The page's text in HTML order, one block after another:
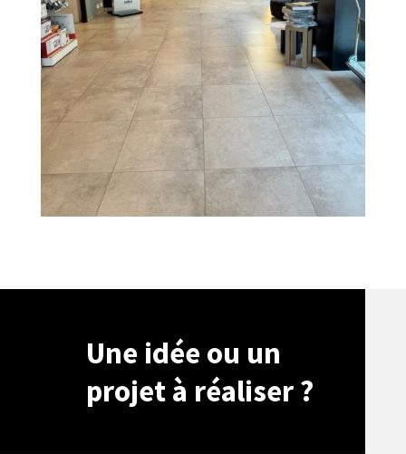
Une idée ou un
projet à réaliser ?